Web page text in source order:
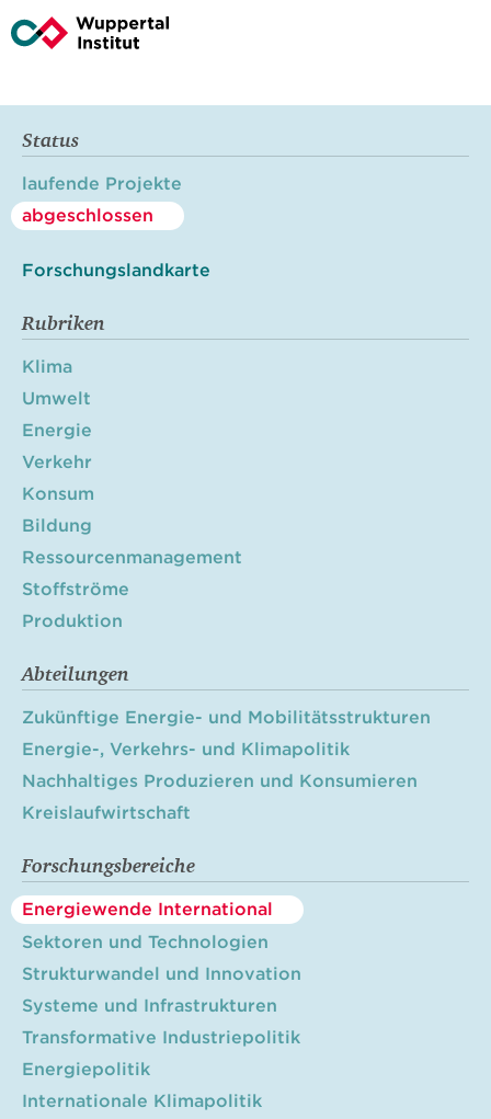
Status
laufende Projekte
abgeschlossen
Forschungslandkarte
Rubriken
Klima
Umwelt
Energie
Verkehr
Konsum
Bildung
Ressourcenmanagement
Stoffströme
Produktion
Abteilungen
Zukünftige Energie- und Mobilitätsstrukturen
Energie-, Verkehrs- und Klimapolitik
Nachhaltiges Produzieren und Konsumieren
Kreislaufwirtschaft
Forschungsbereiche
Energiewende International
Sektoren und Technologien
Strukturwandel und Innovation
Systeme und Infrastrukturen
Transformative Industriepolitik
Energiepolitik
Internationale Klimapolitik